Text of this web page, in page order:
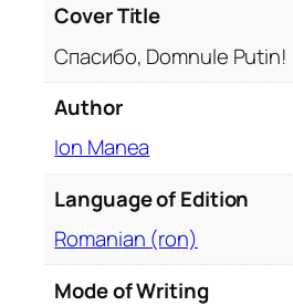
m
e
t
Cover Title
Cпасибо, Domnule
Author
Ion Manea
Language of Edition
Romanian (ron)
Mode of Writing